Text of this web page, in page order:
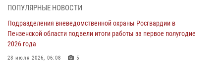
В Пензе сотрудники Росгвардии оказали помощь
05 августа 2026, 04:00
В Пензе при силовой поддержке Росгвардии пресечена
деятельность ОПГ, маскировавшейся под реабилитационный центр
ПОПУЛЯРНЫЕ НОВОСТИ
Подразделения вневедомственной охраны Росгвардии в
Пензенской области подвели итоги работы за первое полугодие
2026 года
28 июля 2026, 06:08 5